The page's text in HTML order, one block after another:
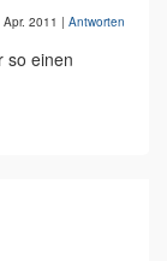
2011 | Antworten
so einen